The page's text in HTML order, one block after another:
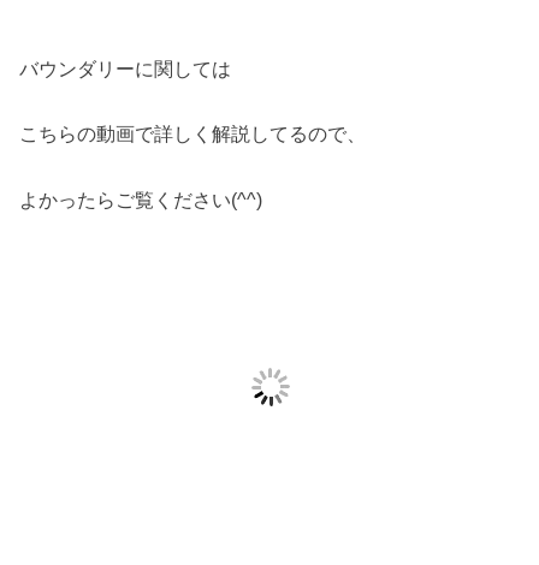
バウンダリーに関しては
こちらの動画で詳しく解説してるので、
よかったらご覧ください(^^)